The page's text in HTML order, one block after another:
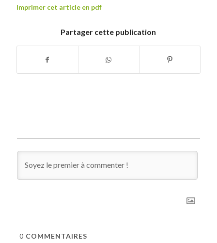
Imprimer cet article en pdf
Partager cette publication
0 COMMENTAIRES